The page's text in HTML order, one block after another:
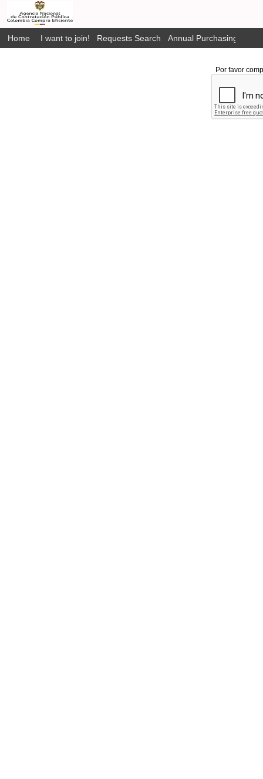
Home I want to join! Requests Search Annual Purchasing Plan
Por favor